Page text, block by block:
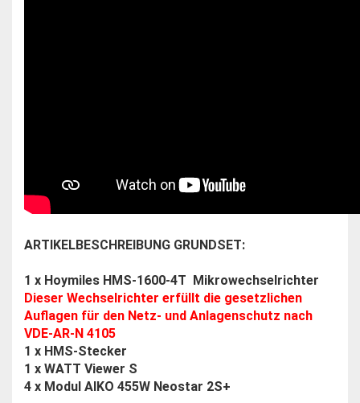
ARTIKELBESCHREIBUNG GRUNDSET:
1 x Hoymiles HMS-1600-4T Mikrowechselrichter
Dieser Wechselrichter erfüllt die gesetzlichen
Auflagen für den Netz- und Anlagenschutz nach
VDE-AR-N 4105
1 x HMS-Stecker
1 x WATT Viewer S
4 x Modul AIKO 455W Neostar 2S+